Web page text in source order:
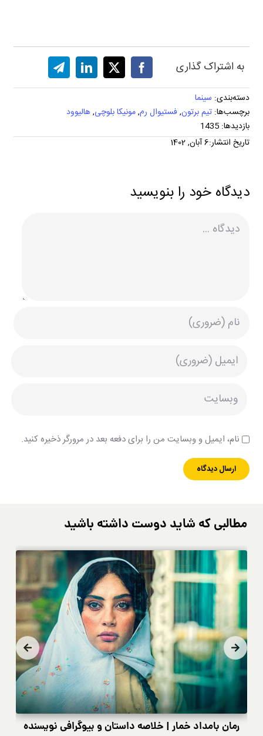
به اشتراک گذاری
دسته‌بندی: سینما
برچسب‌ها: تیم برتون, فستیوال رم,مونیکا بلوچی,هالیوود
بازدیدها: 1435
تاریخ انتشار:6 آبان, 1402
دیدگاه خود را بنویسید
نام، ایمیل و وبسایت من را برای دفعه بعد در مرورگر ذخیره کنید.
مطالبی که شاید دوست داشته باشید
رمان بامداد خمار | خلاصه داستان و بیوگرافی نویسنده